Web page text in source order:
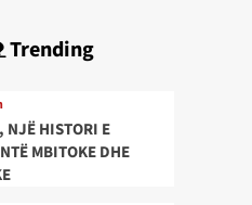
Trending
NJË HISTORI E
MBITOKE DHE